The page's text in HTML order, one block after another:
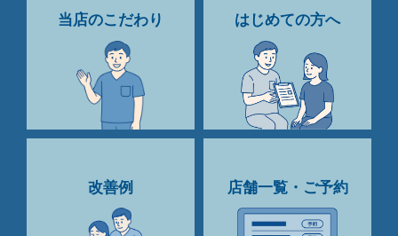
当店のこだわり はじめての方へ
改善例 店舗一覧・ご予約